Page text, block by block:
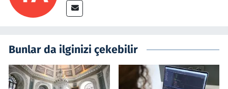
Bunlar da ilginizi çekebilir